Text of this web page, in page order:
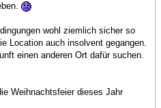
wohl ziemlich sicher so
Location auch insolvent gegangen.
einen anderen Ort dafür suchen.
Weihnachtsfeier dieses Jahr